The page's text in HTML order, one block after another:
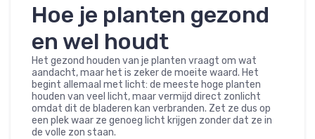
Hoe je planten gezond
en wel houdt
Het gezond houden van je planten vraagt om wat
aandacht, maar het is zeker de moeite waard. Het
begint allemaal met licht: de meeste hoge planten
houden van veel licht, maar vermijd direct zonlicht
omdat dit de bladeren kan verbranden. Zet ze dus op
een plek waar ze genoeg licht krijgen zonder dat ze in
de volle zon staan.